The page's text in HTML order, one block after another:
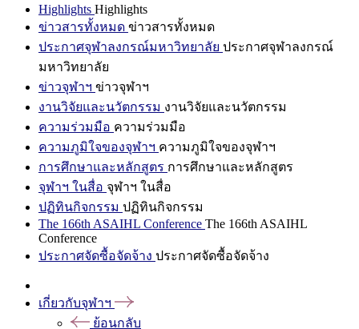
Highlights Highlights
ข่าวสารทั้งหมด ข่าวสารทั้งหมด
ประกาศจุฬาลงกรณ์มหาวิทยาลัย ประกาศจุฬาลงกรณ์
มหาวิทยาลัย
ข่าวจุฬาฯ ข่าวจุฬาฯ
งานวิจัยและนวัตกรรม งานวิจัยและนวัตกรรม
ความร่วมมือ ความร่วมมือ
ความภูมิใจของจุฬาฯ ความภูมิใจของจุฬาฯ
การศึกษาและหลักสูตร การศึกษาและหลักสูตร
จุฬาฯ ในสื่อ จุฬาฯ ในสื่อ
ปฏิทินกิจกรรม ปฏิทินกิจกรรม
The 166th ASAIHL Conference The 166th ASAIHL
Conference
ประกาศจัดซื้อจัดจ้าง ประกาศจัดซื้อจัดจ้าง
เกี่ยวกับจุฬาฯ
ย้อนกลับ